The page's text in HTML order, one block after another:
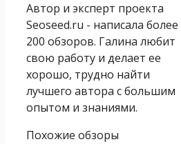
Автор и эксперт проекта
Seoseed.ru - написала более
200 обзоров. Галина любит
свою работу и делает ее
хорошо, трудно найти
лучшего автора с большим
опытом и знаниями.
Похожие обзоры